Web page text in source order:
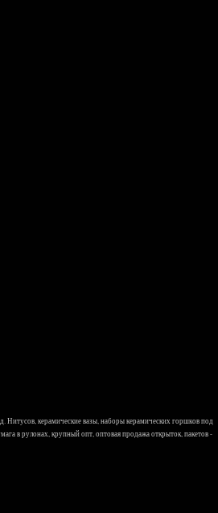
Нитусов, керамические вазы, наборы керамических горшков под
в рулонах, крупный опт, оптовая продажа открыток, пакетов -